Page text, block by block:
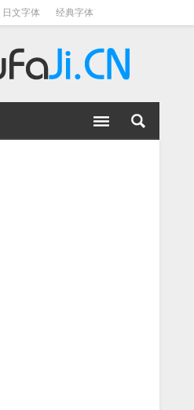
日文字体 经典字体